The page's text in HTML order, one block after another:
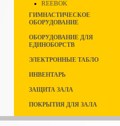
REEBOK
ГИМНАСТИЧЕСКОЕ
ОБОРУДОВАНИЕ
ОБОРУДОВАНИЕ ДЛЯ
ЕДИНОБОРСТВ
ЭЛЕКТРОННЫЕ ТАБЛО
ИНВЕНТАРЬ
ЗАЩИТА ЗАЛА
ПОКРЫТИЯ ДЛЯ ЗАЛА